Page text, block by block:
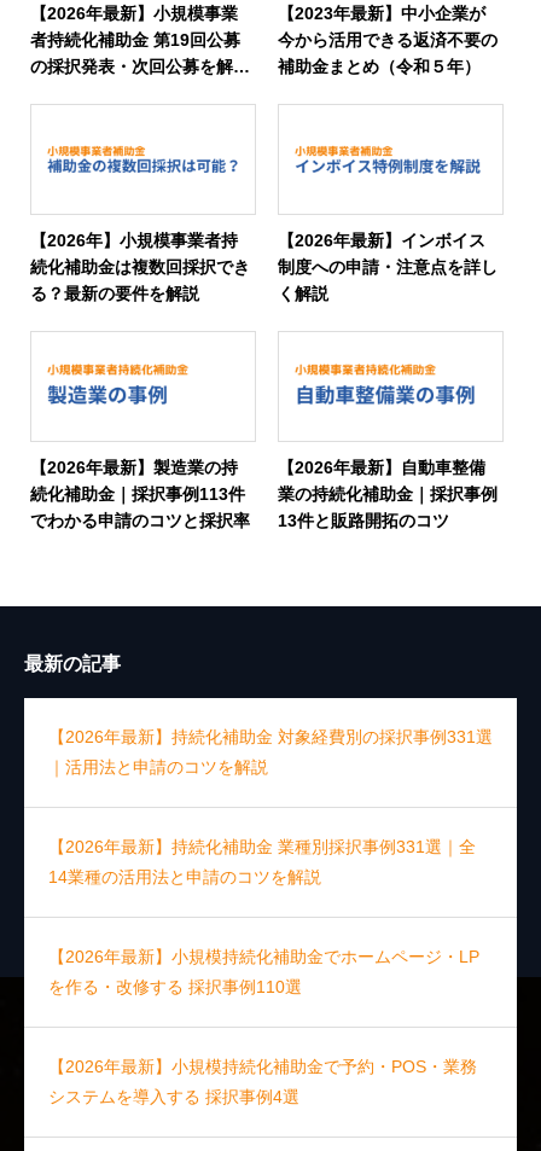
【2026年最新】小規模事業
者持続化補助金 第19回公募
の採択発表・次回公募を解
【2023年最新】中小企業が
今から活用できる返済不要の
補助金まとめ（令和５年）
【2026年】小規模事業者持
続化補助金は複数回採択でき
る？最新の要件を解説
【2026年最新】インボイス
制度への申請・注意点を詳し
く解説
【2026年最新】製造業の持
続化補助金｜採択事例113件
でわかる申請のコツと採択率
【2026年最新】自動車整備
業の持続化補助金｜採択事例
13件と販路開拓のコツ
最新の記事
【2026年最新】持続化補助金 対象経費別の採択事例331選
｜活用法と申請のコツを解説
【2026年最新】持続化補助金 業種別採択事例331選｜全
14業種の活用法と申請のコツを解説
【2026年最新】小規模持続化補助金でホームページ・LP
を作る・改修する 採択事例110選
【2026年最新】小規模持続化補助金で予約・POS・業務
システムを導入する 採択事例4選